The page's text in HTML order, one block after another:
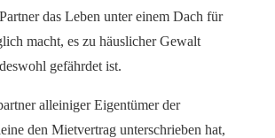
das Leben unter einem Dach für
macht, es zu häuslicher Gewalt
gefährdet ist.
alleiniger Eigentümer der
den Mietvertrag unterschrieben hat,